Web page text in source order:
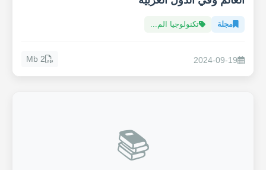
مجلة تكنولوجيا الم...
2024-09-19
2 Mb
📚